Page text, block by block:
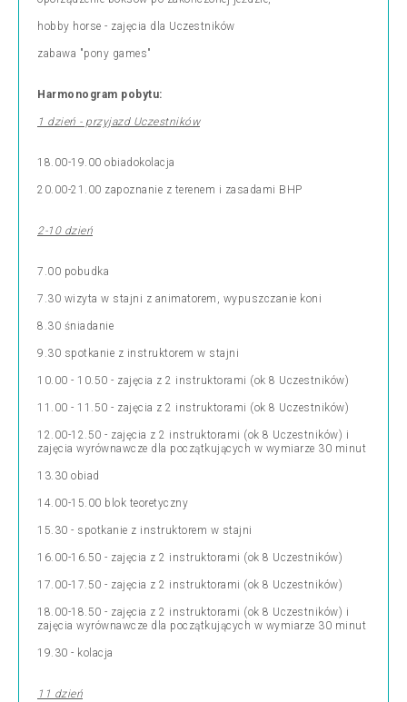
hobby horse - zajęcia dla Uczestników
zabawa "pony games"
Harmonogram pobytu:
1 dzień - przyjazd Uczestników
18.00-19.00 obiadokolacja
20.00-21.00 zapoznanie z terenem i zasadami BHP
2-10 dzień
7.00 pobudka
7.30 wizyta w stajni z animatorem, wypuszczanie koni
8.30 śniadanie
9.30 spotkanie z instruktorem w stajni
10.00 - 10.50 - zajęcia z 2 instruktorami (ok 8 Uczestników)
11.00 - 11.50 - zajęcia z 2 instruktorami (ok 8 Uczestników)
12.00-12.50 - zajęcia z 2 instruktorami (ok 8 Uczestników) i
zajęcia wyrównawcze dla początkujących w wymiarze 30 minut
13.30 obiad
14.00-15.00 blok teoretyczny
15.30 - spotkanie z instruktorem w stajni
16.00-16.50 - zajęcia z 2 instruktorami (ok 8 Uczestników)
17.00-17.50 - zajęcia z 2 instruktorami (ok 8 Uczestników)
18.00-18.50 - zajęcia z 2 instruktorami (ok 8 Uczestników) i
zajęcia wyrównawcze dla początkujących w wymiarze 30 minut
19.30 - kolacja
11 dzień